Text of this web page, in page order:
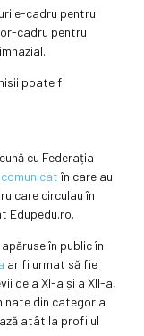
cadru pentru
cadru pentru
poate fi
cu Federația
comunicat în care au
care circulau în
Edupedu.ro.
în public în
ar fi urmat să fie
de a XI-a și a XII-a,
din categoria
atât la profilul